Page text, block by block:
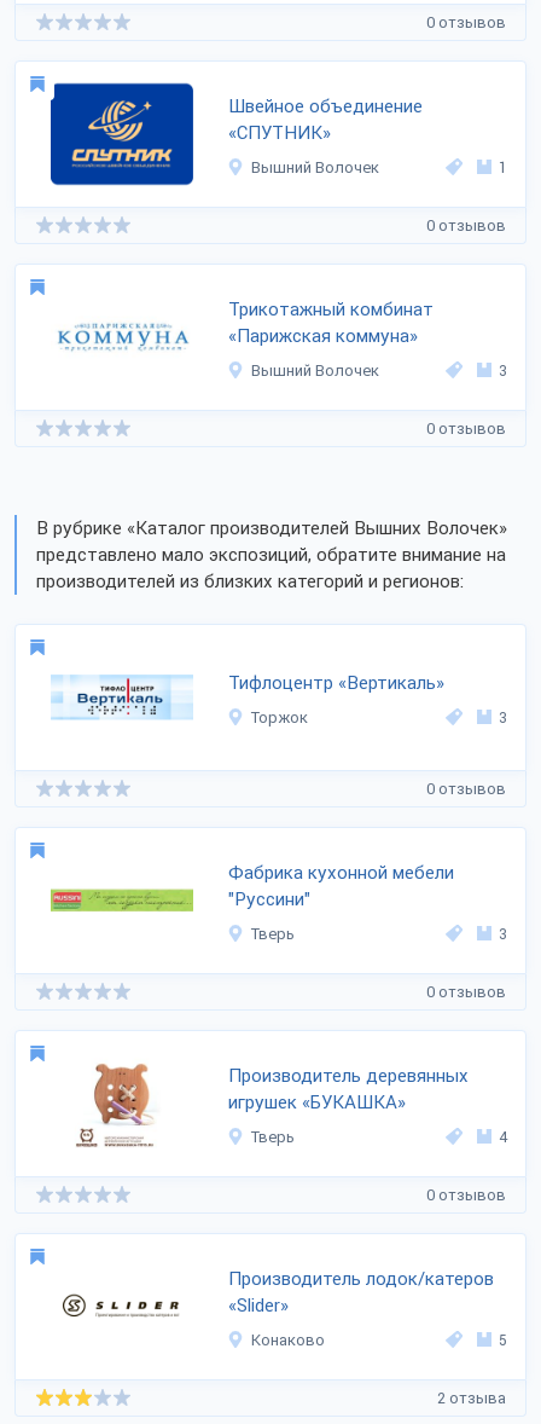
0 отзывов
Швейное объединение
«СПУТНИК»
Вышний Волочек 1
0 отзывов
Трикотажный комбинат
«Парижская коммуна»
Вышний Волочек 3
0 отзывов
В рубрике «Каталог производителей Вышних Волочек»
представлено мало экспозиций, обратите внимание на
производителей из близких категорий и регионов:
Тифлоцентр «Вертикаль»
Торжок 3
0 отзывов
Фабрика кухонной мебели
"Руссини"
Тверь 3
0 отзывов
Производитель деревянных
игрушек «БУКАШКА»
Тверь 4
0 отзывов
Производитель лодок/катеров
«Slider»
Конаково 5
2 отзыва